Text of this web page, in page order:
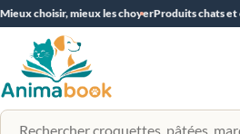
Mieux choisir, mieux les choyerProduits chats et
Rechercher un produit